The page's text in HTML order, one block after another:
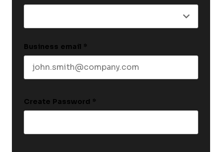
Business email *
Create Password *